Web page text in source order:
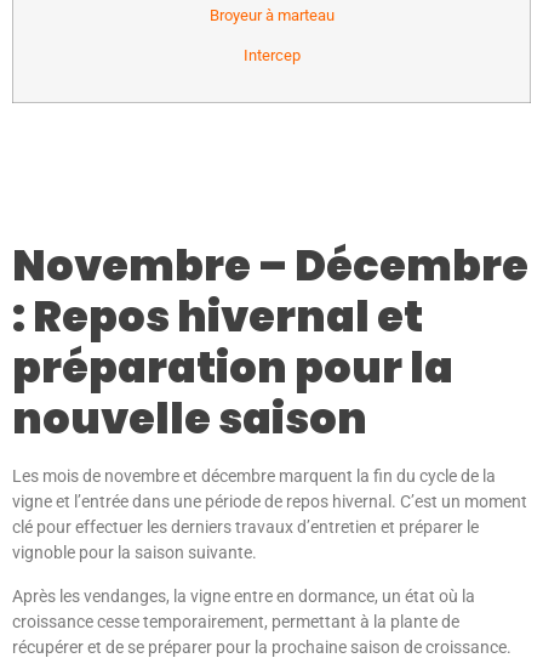
Broyeur à marteau
Intercep
Novembre – Décembre
: Repos hivernal et
préparation pour la
nouvelle saison
Les mois de novembre et décembre marquent la fin du cycle de la
vigne et l’entrée dans une période de repos hivernal. C’est un moment
clé pour effectuer les derniers travaux d’entretien et préparer le
vignoble pour la saison suivante.
Après les vendanges, la vigne entre en dormance, un état où la
croissance cesse temporairement, permettant à la plante de
récupérer et de se préparer pour la prochaine saison de croissance.